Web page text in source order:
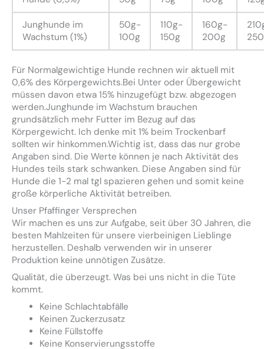
Junghunde im
Wachstum (1%)
50g-
100g
110g-
150g
160g-
200g
Für Normalgewichtige Hunde rechnen wir aktuell mit
0,6% des Körpergewichts.Bei Unter oder Übergewicht
müssen davon etwa 15% hinzugefügt bzw. abgezogen
werden.Junghunde im Wachstum brauchen
grundsätzlich mehr Futter im Bezug auf das
Körpergewicht. Ich denke mit 1% beim Trockenbarf
sollten wir hinkommen.Wichtig ist, dass das nur grobe
Angaben sind. Die Werte können je nach Aktivität des
Hundes teils stark schwanken. Diese Angaben sind für
Hunde die 1-2 mal tgl spazieren gehen und somit keine
große körperliche Aktivität betreiben.
Unser Pfaffinger Versprechen
Wir machen es uns zur Aufgabe, seit über 30 Jahren, die
besten Mahlzeiten für unsere vierbeinigen Lieblinge
herzustellen. Deshalb verwenden wir in unserer
Produktion keine unnötigen Zusätze.
Qualität, die überzeugt. Was bei uns nicht in die Tüte
kommt.
Keine Schlachtabfälle
Keinen Zuckerzusatz
Keine Füllstoffe
Keine Konservierungsstoffe